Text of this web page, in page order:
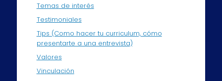
Temas de interés
Testimoniales
Tips (Como hacer tu curriculum, cómo
presentarte a una entrevista)
Valores
Vinculación